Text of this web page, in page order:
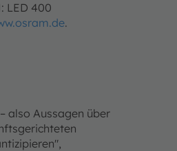
LED 400
.
also Aussagen über